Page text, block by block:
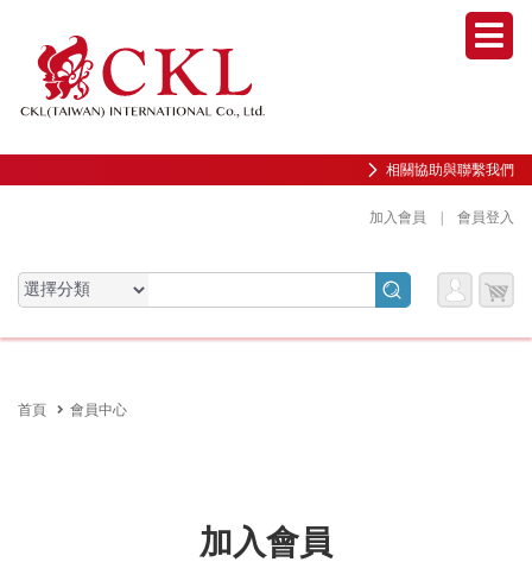
相關協助與聯繫我們
加入會員 會員登入
會員服務專區
會員資料修改
首頁 會員中心
加入會員